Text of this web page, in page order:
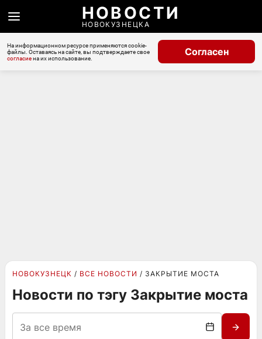
НОВОСТИ
НОВОКУЗНЕЦКА
На информационном ресурсе применяются cookie-
файлы. Оставаясь на сайте, вы подтверждаете свое
согласиена их использование.
Согласен
НОВОКУЗНЕЦК ВСЕ НОВОСТИ ЗАКРЫТИЕ МОСТА
Новости по тэгу Закрытие моста